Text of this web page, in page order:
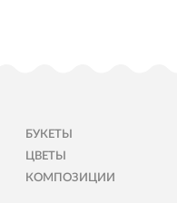
БУКЕТЫ
ЦВЕТЫ
КОМПОЗИЦИИ